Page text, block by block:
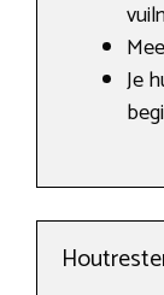
Je